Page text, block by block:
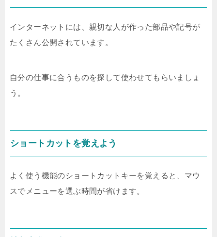
インターネットには、親切な人が作った部品や記号が
たくさん公開されています。
自分の仕事に合うものを探して使わせてもらいましょ
う。
ショートカットを覚えよう
よく使う機能のショートカットキーを覚えると、マウ
スでメニューを選ぶ時間が省けます。